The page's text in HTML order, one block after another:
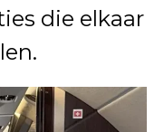
die elkaar